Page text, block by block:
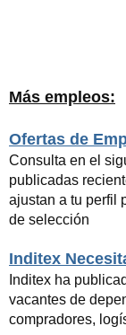
Más empleos:
Ofertas de
Consulta en el
publicadas
ajustan a tu perfil
de selección
Inditex
Inditex ha
vacantes de
compradores,